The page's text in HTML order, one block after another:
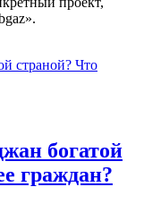
богатой
граждан?